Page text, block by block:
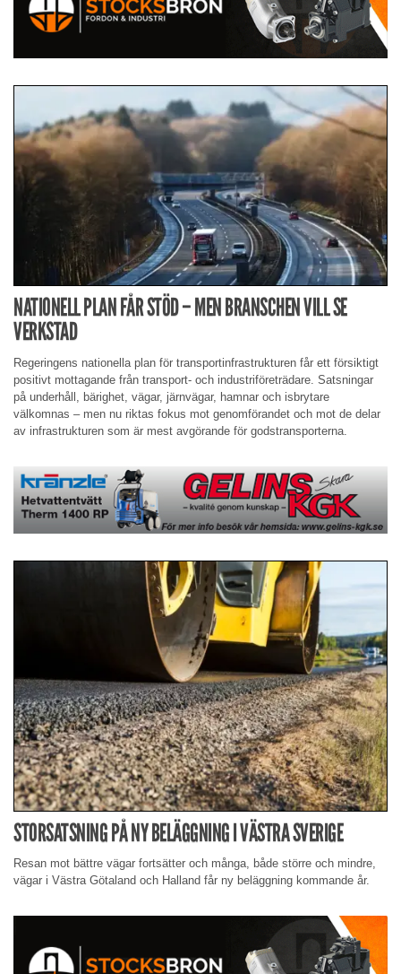
NATIONELL PLAN FÅR STÖD – MEN BRANSCHEN VILL SE
VERKSTAD
Regeringens nationella plan för transportinfrastrukturen får ett försiktigt
positivt mottagande från transport- och industriföreträdare. Satsningar
på underhåll, bärighet, vägar, järnvägar, hamnar och isbrytare
välkomnas – men nu riktas fokus mot genomförandet och mot de delar
av infrastrukturen som är mest avgörande för godstransporterna.
STORSATSNING PÅ NY BELÄGGNING I VÄSTRA SVERIGE
Resan mot bättre vägar fortsätter och många, både större och mindre,
vägar i Västra Götaland och Halland får ny beläggning kommande år.